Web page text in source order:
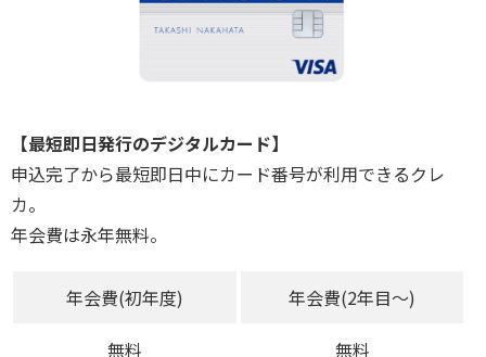
【最短即日発行のデジタルカード】
申込完了から最短即日中にカード番号が利用できるクレ
カ。
年会費は永年無料。
年会費(初年度)
無料
年会費(2年目～)
無料